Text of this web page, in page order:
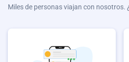
Miles de personas viajan con nosotros.